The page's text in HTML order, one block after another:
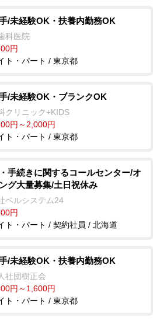
/未経験OK・扶養内勤務OK
科医院
円
ト・パート / 東京都
/未経験OK・ブランクOK
リニック+KIDS
円～2,000円
ト・パート / 東京都
手続きに関するコールセンター/オ
グ大量募集/土日祝休み
ベルシステム24
円
ト・パート / 契約社員 / 北海道
/未経験OK・扶養内勤務OK
社団樹正会
円～1,600円
ト・パート / 東京都